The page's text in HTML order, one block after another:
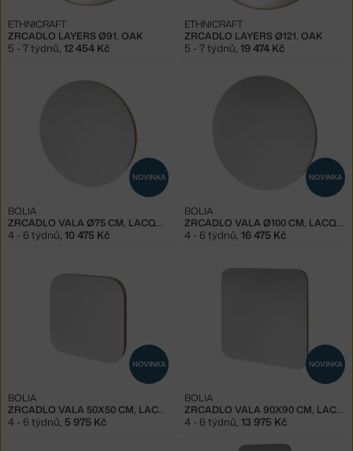
ZRCADLO LAYERS Ø91, OAK
ETHNICRAFT
5 - 7 týdnů, 12 454 Kč
ZRCADLO LAYERS Ø121, OAK
ETHNICRAFT
5 - 7 týdnů, 19 474 Kč
NOVINKA
ZRCADLO VALA Ø75 CM, LACQUERED OAK
BOLIA
4 - 6 týdnů, 10 475 Kč
NOVINKA
ZRCADLO VALA Ø100 CM, LACQUERED OAK
BOLIA
4 - 6 týdnů, 16 475 Kč
NOVINKA
ZRCADLO VALA 50X50 CM, LACQUERED OAK
BOLIA
4 - 6 týdnů, 5 975 Kč
NOVINKA
ZRCADLO VALA 90X90 CM, LACQUERED OAK
BOLIA
4 - 6 týdnů, 13 975 Kč